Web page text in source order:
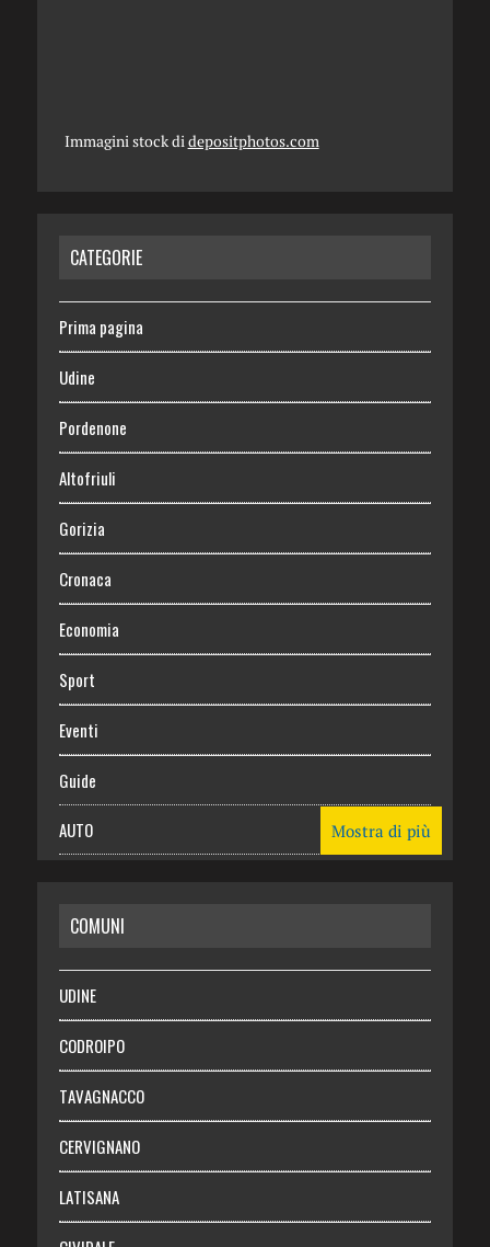
Immagini stock didepositphotos.com
CATEGORIE
Prima pagina
Udine
Pordenone
Altofriuli
Gorizia
Cronaca
Economia
Sport
Eventi
Guide
AUTO
RISPARMIO
SALUTE
Necrologie
Chi siamo
Abbonati
Login
Mostra di più
COMUNI
UDINE
CODROIPO
TAVAGNACCO
CERVIGNANO
LATISANA